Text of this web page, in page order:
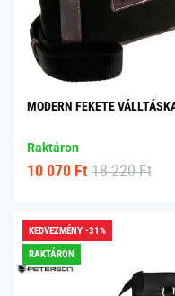
MODERN FEKETE
Raktáron
10 070 Ft 18 220 Ft
KEDVEZMÉNY -31%
RAKTÁRON